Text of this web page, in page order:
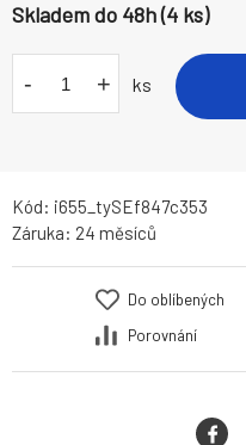
Skladem do 48h (4 ks)
- + ks
Kód: i655_tySEf847c353
Záruka: 24 měsíců
Do oblíbených
Porovnání